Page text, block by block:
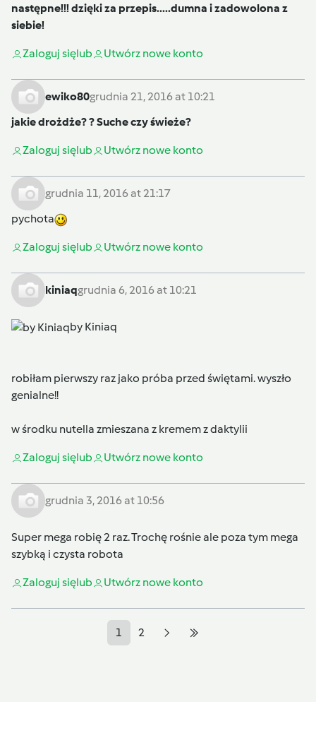
następne!!! dzięki za przepis.....dumna i zadowolona z
siebie!
Zaloguj sięlub Utwórz nowe konto
ewiko80grudnia 21, 2016 at 10:21
jakie drożdże? ? Suche czy świeże?
Zaloguj sięlub Utwórz nowe konto
grudnia 11, 2016 at 21:17
pychota
Zaloguj sięlub Utwórz nowe konto
kiniaqgrudnia 6, 2016 at 10:21
by Kiniaq
robiłam pierwszy raz jako próba przed świętami. wyszło
genialne!!
w środku nutella zmieszana z kremem z daktylii
Zaloguj sięlub Utwórz nowe konto
grudnia 3, 2016 at 10:56
Super mega robię 2 raz. Trochę rośnie ale poza tym mega
szybką i czysta robota
Zaloguj sięlub Utwórz nowe konto
1 2